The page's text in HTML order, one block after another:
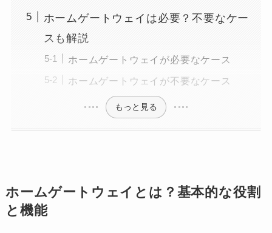
ホームゲートウェイは必要？不要なケー
スも解説
ホームゲートウェイが必要なケース
ホームゲートウェイが不要なケース
もっと見る
ホームゲートウェイとは？基本的な役割
と機能